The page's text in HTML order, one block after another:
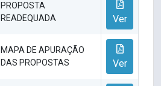
PROPOSTA
READEQUADA
Ver
MAPA DE APURAÇÃO
DAS PROPOSTAS
Ver